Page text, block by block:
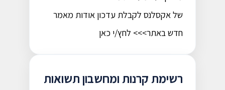
של אקסלנס לקבלת עדכון אודות מאמר
חדש באתר>>> לחץ/י כאן
רשימת קרנות ומחשבון תשואות